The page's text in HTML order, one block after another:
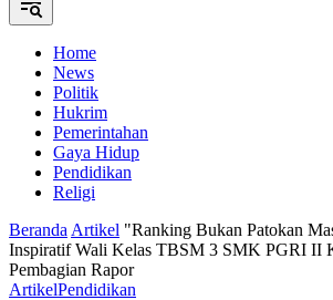
Home
News
Politik
Hukrim
Pemerintahan
Gaya Hidup
Pendidikan
Religi
Beranda Artikel "Ranking Bukan Patokan
Inspiratif Wali Kelas TBSM 3 SMK PGRI II
Pembagian Rapor
ArtikelPendidikan